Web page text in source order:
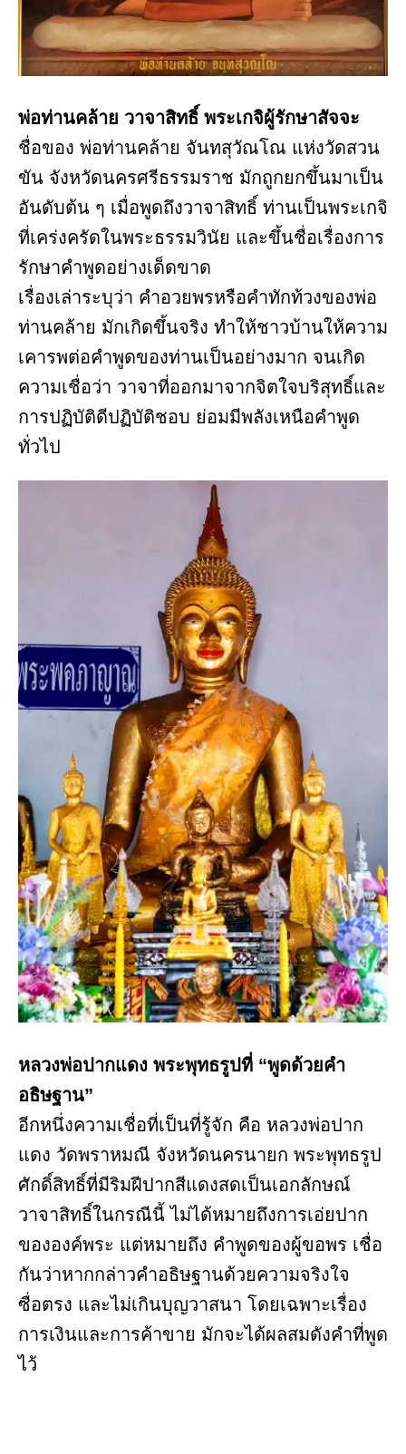
พ่อท่านคล้าย วาจาสิทธิ์ พระเกจิผู้รักษาสัจจะ
ชื่อของ พ่อท่านคล้าย จันทสุวัณโณ แห่งวัดสวน
ขัน จังหวัดนครศรีธรรมราช มักถูกยกขึ้นมาเป็น
อันดับต้น ๆ เมื่อพูดถึงวาจาสิทธิ์ ท่านเป็นพระเกจิ
ที่เคร่งครัดในพระธรรมวินัย และขึ้นชื่อเรื่องการ
รักษาคำพูดอย่างเด็ดขาด
เรื่องเล่าระบุว่า คำอวยพรหรือคำทักท้วงของพ่อ
ท่านคล้าย มักเกิดขึ้นจริง ทำให้ชาวบ้านให้ความ
เคารพต่อคำพูดของท่านเป็นอย่างมาก จนเกิด
ความเชื่อว่า วาจาที่ออกมาจากจิตใจบริสุทธิ์และ
การปฏิบัติดีปฏิบัติชอบ ย่อมมีพลังเหนือคำพูด
ทั่วไป
หลวงพ่อปากแดง พระพุทธรูปที่ “พูดด้วยคำ
อธิษฐาน”
อีกหนึ่งความเชื่อที่เป็นที่รู้จัก คือ หลวงพ่อปาก
แดง วัดพราหมณี จังหวัดนครนายก พระพุทธรูป
ศักดิ์สิทธิ์ที่มีริมฝีปากสีแดงสดเป็นเอกลักษณ์
วาจาสิทธิ์ในกรณีนี้ ไม่ได้หมายถึงการเอ่ยปาก
ขององค์พระ แต่หมายถึง คำพูดของผู้ขอพร เชื่อ
กันว่าหากกล่าวคำอธิษฐานด้วยความจริงใจ
ซื่อตรง และไม่เกินบุญวาสนา โดยเฉพาะเรื่อง
การเงินและการค้าขาย มักจะได้ผลสมดังคำที่พูด
ไว้